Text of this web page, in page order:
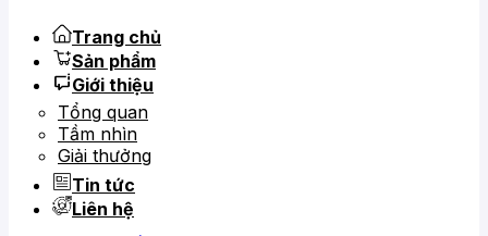
Trang chủ
Sản phẩm
Giới thiệu
Tổng quan
Tầm nhìn
Giải thưởng
Tin tức
Liên hệ